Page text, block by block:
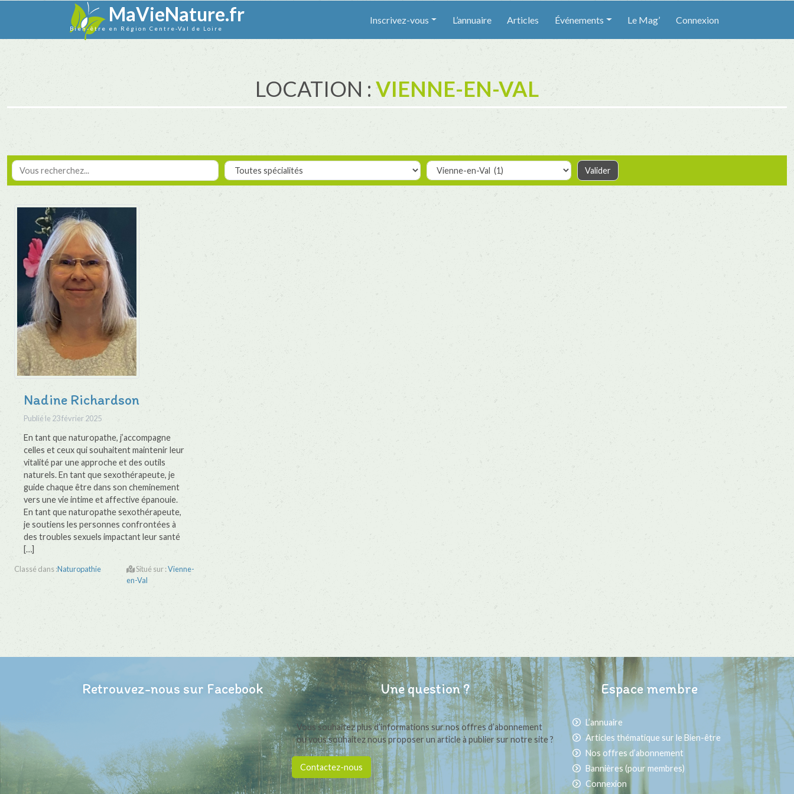
MaVieNature.fr
Bien-être en Région Centre-Val de Loire
Inscrivez-vous L’annuaire Articles Événements Le Mag’ Connexion
LOCATION : VIENNE-EN-VAL
Nadine Richardson
Publié le 23 février 2025
En tant que naturopathe, j’accompagne
celles et ceux qui souhaitent maintenir leur
vitalité par une approche et des outils
naturels. En tant que sexothérapeute, je
guide chaque être dans son cheminement
vers une vie intime et affective épanouie.
En tant que naturopathe sexothérapeute,
je soutiens les personnes confrontées à
des troubles sexuels impactant leur santé
[…]
Classé dans :Naturopathie Situé sur :Vienne-
en-Val
Retrouvez-nous sur Facebook Une question ?
Vous souhaitez plus d’informations sur nos offres d’abonnement
ou vous souhaitez nous proposer un article à publier sur notre site ?
Contactez-nous
Espace membre
L’annuaire
Articles thématique sur le Bien-être
Nos offres d’abonnement
Bannières (pour membres)
Connexion